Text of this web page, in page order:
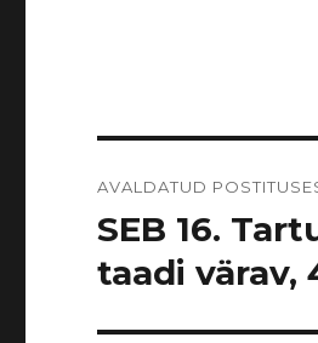
AVALDATUD
SEB 16.
taadi värav,